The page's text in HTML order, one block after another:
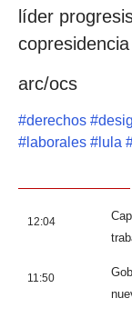
líder
arc/ocs
#derechos #
# laborales # lula
12:04
11:50